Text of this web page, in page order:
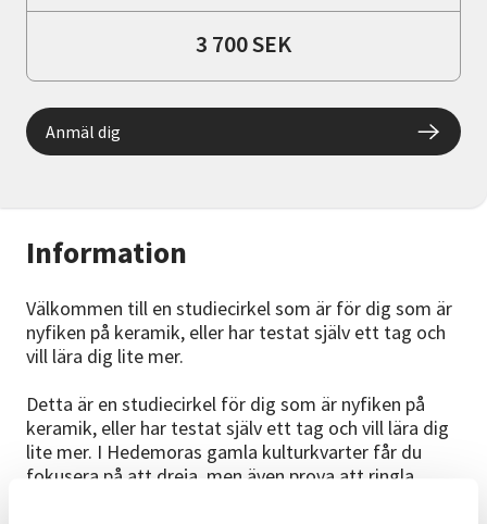
Information
Välkommen till en studiecirkel som är för dig som är
nyfiken på keramik, eller har testat själv ett tag och
vill lära dig lite mer.
Detta är en studiecirkel för dig som är nyfiken på
keramik, eller har testat själv ett tag och vill lära dig
lite mer. I Hedemoras gamla kulturkvarter får du
fokusera på att dreja, men även prova att ringla,
3 700 SEK
Anmäl dig